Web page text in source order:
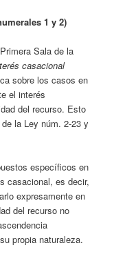
1 y 2)
Sala de la
casacional
sobre los casos en
el interés
del recurso. Esto
la Ley núm. 2-23 y
específicos en
casacional, es decir,
expresamente en
del recurso no
propia naturaleza.